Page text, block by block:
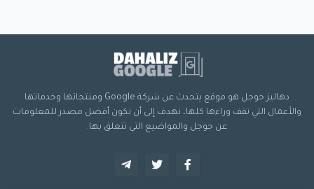
دهاليز جوجل هو موقع يتحدث عن شركة Google ومنتجاتها وخدماتها
والأعمال التي تقف وراءها كلها، نهدف إلى أن نكون أفضل مصدر للمعلومات
عن جوجل والمواضيع التي تتعلق بها.